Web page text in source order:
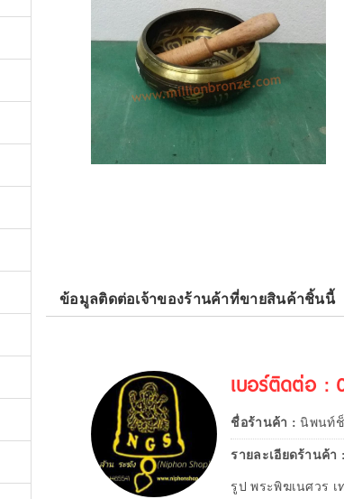
ข้อมูลติดต่อเจ้าของร้านค้าที่ขายสินค้าชิ้นนี้
เบอร์ติดต่อ :
ชื่อร้านค้า :นิพนท์ช็
รายละเอียดร้านค้า :
รูป พระพิฆเนศวร เ